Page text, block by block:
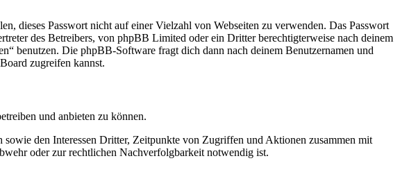
dieses Passwort nicht auf einer Vielzahl von Webseiten zu verwenden. Das Passwort
des Betreibers, von phpBB Limited oder ein Dritter berechtigterweise nach deinem
benutzen. Die phpBB-Software fragt dich dann nach deinem Benutzernamen und
zugreifen kannst.
und anbieten zu können.
den Interessen Dritter, Zeitpunkte von Zugriffen und Aktionen zusammen mit
oder zur rechtlichen Nachverfolgbarkeit notwendig ist.